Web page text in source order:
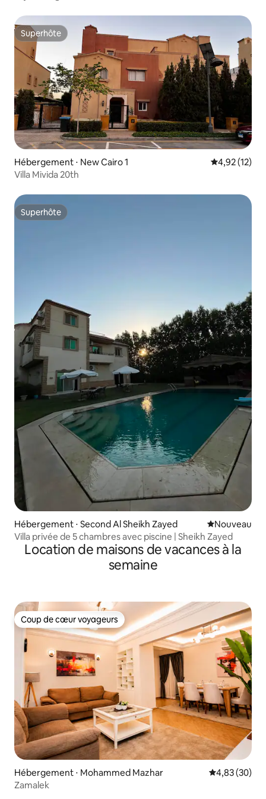
Superhôte
Superhôte
Hébergement ⋅ New Cairo 1 Évaluation
4,92 (12)
Villa Mivida 20th
Superhôte
Superhôte
Hébergement ⋅ Second Al Sheikh Zayed Nouvel
Nouveau
Villa privée de 5 chambres avec piscine | Sheikh Zayed
Location de maisons de vacances à la
semaine
Coup de cœur voyageurs
Coup de cœur voyageurs
Hébergement ⋅ Mohammed Mazhar Évaluation
4,83 (30)
Zamalek